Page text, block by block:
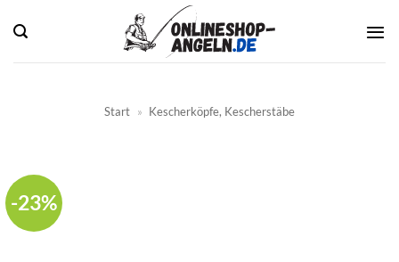
Inhalt
springen
Start » Kescherköpfe, Kescherstäbe
-23%